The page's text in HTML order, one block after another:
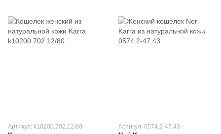
Артикул: k10200.702.12/80 Артикул: 0574.2-47.43